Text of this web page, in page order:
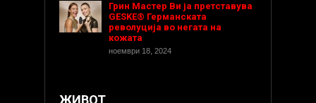
Грин Мастер Ви ја претставува
GESKE® Германската
револуција во негата на
кожата
ноември 18, 2024
ЖИВОТ